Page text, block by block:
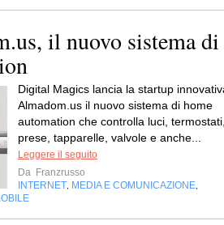
il nuovo sistema di
Digital Magics lancia la startup
Almadom.us il nuovo sistema di home
automation che controlla luci,
prese, tapparelle, valvole e anche...
Leggere il seguito
Da Franzrusso
INTERNET MEDIA E COMUNICAZIONE